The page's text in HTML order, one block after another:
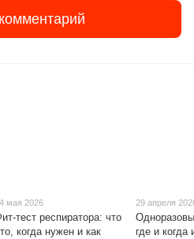
мая 2026
тест респиратора: что
когда нужен и как
29 апреля
где и когда